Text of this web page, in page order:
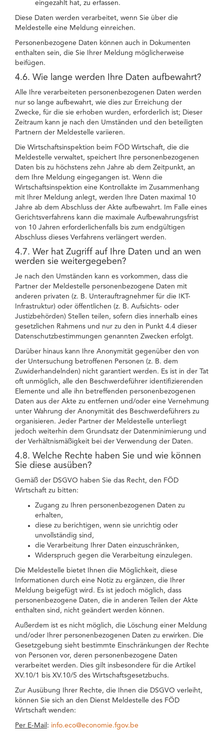
eingezahlt hat, zu erfassen.
Diese Daten werden verarbeitet, wenn Sie über die
Meldestelle eine Meldung einreichen.
Personenbezogene Daten können auch in Dokumenten
enthalten sein, die Sie Ihrer Meldung möglicherweise
beifügen.
4.6. Wie lange werden Ihre Daten aufbewahrt?
Alle Ihre verarbeiteten personenbezogenen Daten werden
nur so lange aufbewahrt, wie dies zur Erreichung der
Zwecke, für die sie erhoben wurden, erforderlich ist; Dieser
Zeitraum kann je nach den Umständen und den beteiligten
Partnern der Meldestelle variieren.
Die Wirtschaftsinspektion beim FÖD Wirtschaft, die die
Meldestelle verwaltet, speichert Ihre personenbezogenen
Daten bis zu höchstens zehn Jahre ab dem Zeitpunkt, an
dem Ihre Meldung eingegangen ist. Wenn die
Wirtschaftsinspektion eine Kontrollakte im Zusammenhang
mit Ihrer Meldung anlegt, werden Ihre Daten maximal 10
Jahre ab dem Abschluss der Akte aufbewahrt. Im Falle eines
Gerichtsverfahrens kann die maximale Aufbewahrungsfrist
von 10 Jahren erforderlichenfalls bis zum endgültigen
Abschluss dieses Verfahrens verlängert werden.
4.7. Wer hat Zugriff auf Ihre Daten und an wen
werden sie weitergegeben?
Je nach den Umständen kann es vorkommen, dass die
Partner der Meldestelle personenbezogene Daten mit
anderen privaten (z. B. Unterauftragnehmer für die IKT-
Infrastruktur) oder öffentlichen (z. B. Aufsichts- oder
Justizbehörden) Stellen teilen, sofern dies innerhalb eines
gesetzlichen Rahmens und nur zu den in Punkt 4.4 dieser
Datenschutzbestimmungen genannten Zwecken erfolgt.
Darüber hinaus kann Ihre Anonymität gegenüber den von
der Untersuchung betroffenen Personen (z. B. dem
Zuwiderhandelnden) nicht garantiert werden. Es ist in der Tat
oft unmöglich, alle den Beschwerdeführer identifizierenden
Elemente und alle ihn betreffenden personenbezogenen
Daten aus der Akte zu entfernen und/oder eine Vernehmung
unter Wahrung der Anonymität des Beschwerdeführers zu
organisieren. Jeder Partner der Meldestelle unterliegt
jedoch weiterhin dem Grundsatz der Datenminimierung und
der Verhältnismäßigkeit bei der Verwendung der Daten.
4.8. Welche Rechte haben Sie und wie können
Sie diese ausüben?
Gemäß der DSGVO haben Sie das Recht, den FÖD
Wirtschaft zu bitten:
Zugang zu Ihren personenbezogenen Daten zu
erhalten,
diese zu berichtigen, wenn sie unrichtig oder
unvollständig sind,
die Verarbeitung Ihrer Daten einzuschränken,
Widerspruch gegen die Verarbeitung einzulegen.
Die Meldestelle bietet Ihnen die Möglichkeit, diese
Informationen durch eine Notiz zu ergänzen, die Ihrer
Meldung beigefügt wird. Es ist jedoch möglich, dass
personenbezogene Daten, die in anderen Teilen der Akte
enthalten sind, nicht geändert werden können.
Außerdem ist es nicht möglich, die Löschung einer Meldung
und/oder Ihrer personenbezogenen Daten zu erwirken. Die
Gesetzgebung sieht bestimmte Einschränkungen der Rechte
von Personen vor, deren personenbezogene Daten
verarbeitet werden. Dies gilt insbesondere für die Artikel
XV.10/1 bis XV.10/5 des Wirtschaftsgesetzbuchs.
Zur Ausübung Ihrer Rechte, die Ihnen die DSGVO verleiht,
können Sie sich an den Dienst Meldestelle des FÖD
Wirtschaft wenden:
Per E-Mail : info.eco@economie.fgov.be